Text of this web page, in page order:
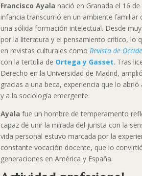
Francisco Ayala nació en Granada el 16
infancia transcurrió en un ambiente familiar
una sólida formación intelectual. Desde
por la literatura y el pensamiento crítico, lo
en revistas culturales comoRevista de
con la tertulia de Ortega y Gasset. Tras
Derecho en la Universidad de Madrid,
gracias a una beca, experiencia que lo
y a la sociología emergente.
Ayala fue un hombre de temperamento
capaz de unir la mirada del jurista con la
vida personal estuvo marcada por la
constante vocación docente, que lo
generaciones en América y España.